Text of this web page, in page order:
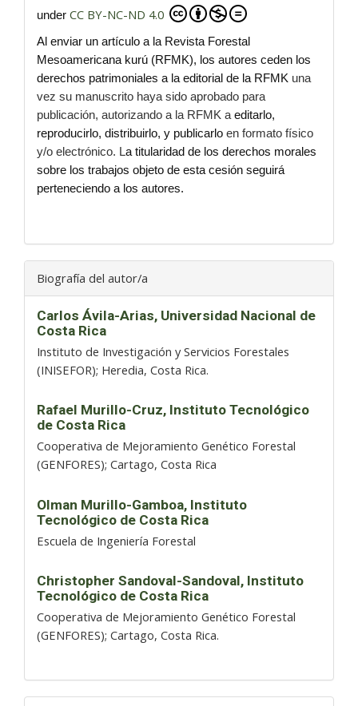
under CC BY-NC-ND 4.0
Al enviar un artículo a la Revista Forestal
Mesoamericana kurú (RFMK), los autores ceden los
derechos patrimoniales a la editorial de la RFMK una
vez su manuscrito haya sido aprobado para
publicación, autorizando a la RFMK a editarlo,
reproducirlo, distribuirlo, y publicarlo en formato físico
y/o electrónico. La titularidad de los derechos morales
sobre los trabajos objeto de esta cesión seguirá
perteneciendo a los autores.
Biografía del autor/a
Carlos Ávila-Arias, Universidad Nacional de
Costa Rica
Instituto de Investigación y Servicios Forestales
(INISEFOR); Heredia, Costa Rica.
Rafael Murillo-Cruz, Instituto Tecnológico
de Costa Rica
Cooperativa de Mejoramiento Genético Forestal
(GENFORES); Cartago, Costa Rica
Olman Murillo-Gamboa, Instituto
Tecnológico de Costa Rica
Escuela de Ingeniería Forestal
Christopher Sandoval-Sandoval, Instituto
Tecnológico de Costa Rica
Cooperativa de Mejoramiento Genético Forestal
(GENFORES); Cartago, Costa Rica.